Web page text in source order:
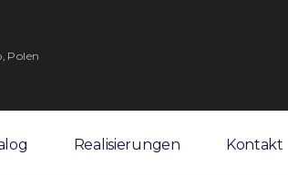
Polen
Realisierungen Kontakt